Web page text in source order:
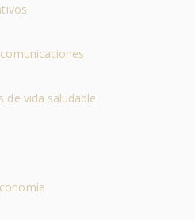
de vida saludable